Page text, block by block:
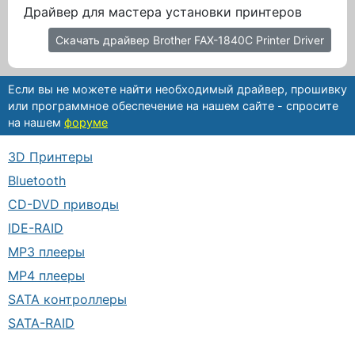
Драйвер для мастера установки принтеров
Скачать драйвер Brother FAX-1840C Printer Driver
Если вы не можете найти необходимый драйвер, прошивку
или программное обеспечение на нашем сайте - спросите
на нашем форуме
3D Принтеры
Bluetooth
CD-DVD приводы
IDE-RAID
MP3 плееры
MP4 плееры
SATA контроллеры
SATA-RAID